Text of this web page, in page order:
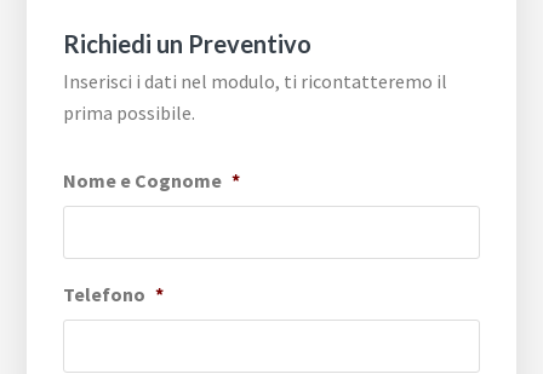
Richiedi un Preventivo
Inserisci i dati nel modulo, ti ricontatteremo il
prima possibile.
Nome e Cognome *
Telefono *